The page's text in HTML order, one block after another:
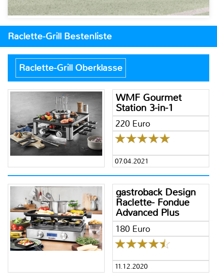
Raclette-Grill Bestenliste
Raclette-Grill Oberklasse
WMF Gourmet
Station 3-in-1
220 Euro
07.04.2021
gastroback Design
Raclette- Fondue
Advanced Plus
180 Euro
11.12.2020